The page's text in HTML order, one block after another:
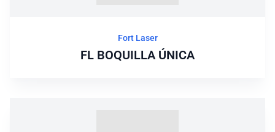
Fort Laser
FL BOQUILLA ÚNICA